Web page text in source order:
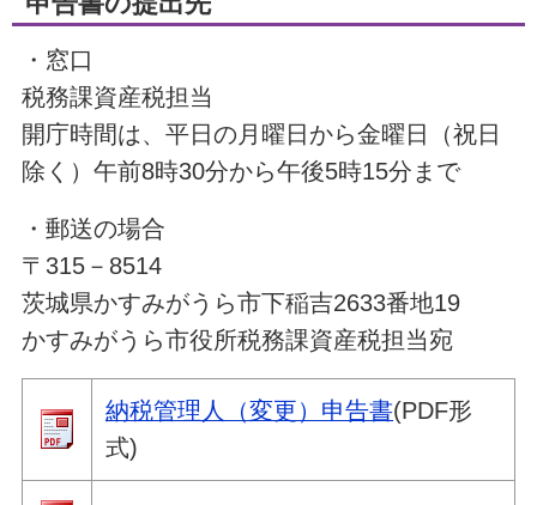
・窓口
税務課資産税担当
開庁時間は、平日の月曜日から金曜日（祝日
除く）午前8時30分から午後5時15分まで
・郵送の場合
〒315－8514
茨城県かすみがうら市下稲吉2633番地19
かすみがうら市役所税務課資産税担当宛
納税管理人（変更）申告書(PDF形
式)